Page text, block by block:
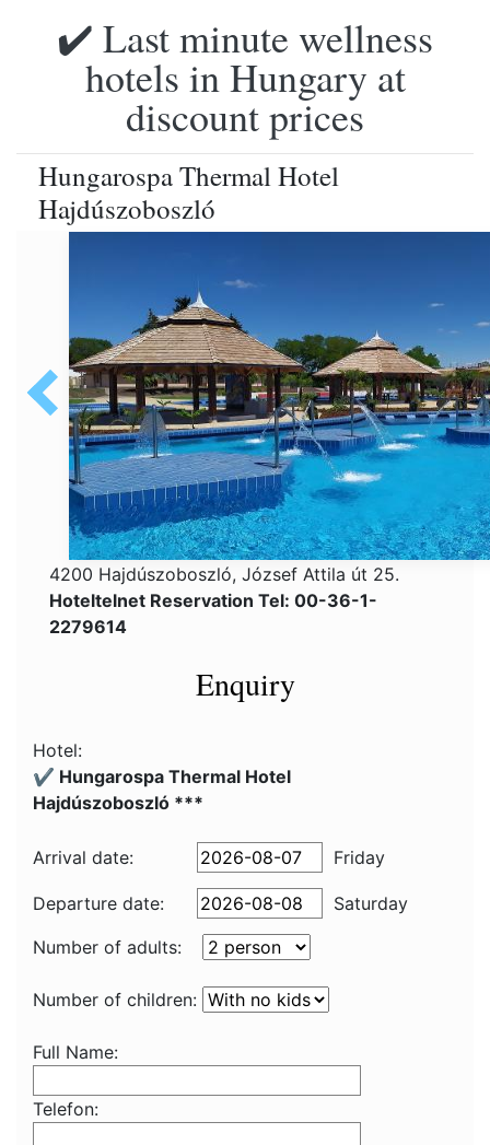
✔️ Last minute wellness
hotels in Hungary at
discount prices
Hungarospa Thermal Hotel
Hajdúszoboszló
4200 Hajdúszoboszló, József Attila út 25.
Hoteltelnet Reservation Tel: 00-36-1-
2279614
Enquiry
Hotel:
✔️ Hungarospa Thermal Hotel
Hajdúszoboszló ***
Arrival date: Friday
Departure date:
Saturday
Number of adults:
Number of children:
Full Name:
Telefon: